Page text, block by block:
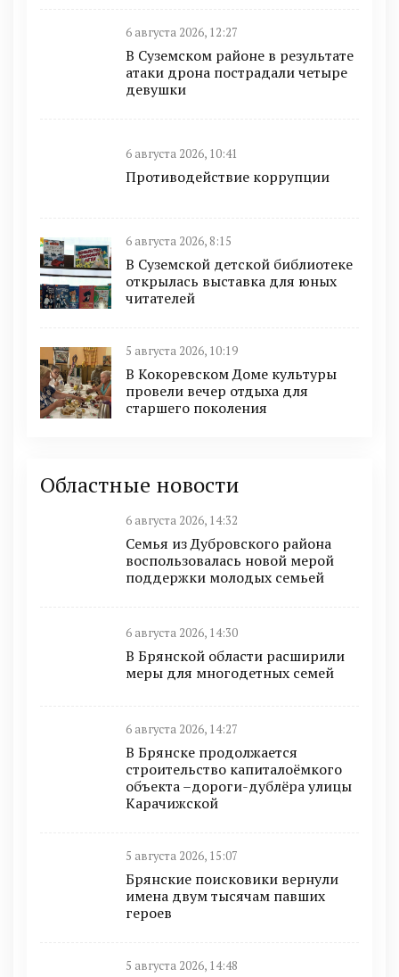
6 августа 2026, 12:27
В Суземском районе в результате
атаки дрона пострадали четыре
девушки
6 августа 2026, 10:41
Противодействие коррупции
6 августа 2026, 8:15
В Суземской детской библиотеке
открылась выставка для юных
читателей
5 августа 2026, 10:19
В Кокоревском Доме культуры
провели вечер отдыха для
старшего поколения
Областные новости
6 августа 2026, 14:32
Семья из Дубровского района
воспользовалась новой мерой
поддержки молодых семьей
6 августа 2026, 14:30
В Брянской области расширили
меры для многодетных семей
6 августа 2026, 14:27
В Брянске продолжается
строительство капиталоёмкого
объекта –дороги-дублёра улицы
Карачижской
5 августа 2026, 15:07
Брянские поисковики вернули
имена двум тысячам павших
героев
5 августа 2026, 14:48